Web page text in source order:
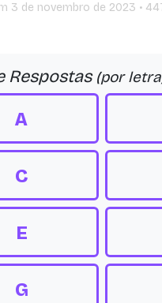
3 de novembro de 2023 •
Respostas (por
A
C
E
G